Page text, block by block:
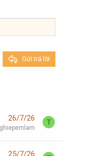
Gửi trả lời
26/7/26 T
25/7/26